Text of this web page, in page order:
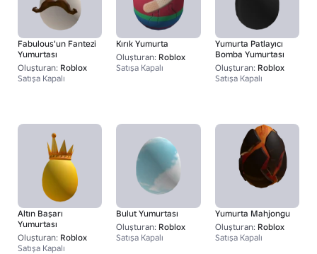
Fabulous'un Fantezi
Yumurtası
Oluşturan: Roblox
Satışa Kapalı
Kırık Yumurta
Oluşturan: Roblox
Satışa Kapalı
Yumurta Patlayıcı
Bomba Yumurtası
Oluşturan: Roblox
Satışa Kapalı
Altın Başarı
Yumurtası
Oluşturan: Roblox
Satışa Kapalı
Bulut Yumurtası
Oluşturan: Roblox
Satışa Kapalı
Yumurta Mahjongu
Oluşturan: Roblox
Satışa Kapalı